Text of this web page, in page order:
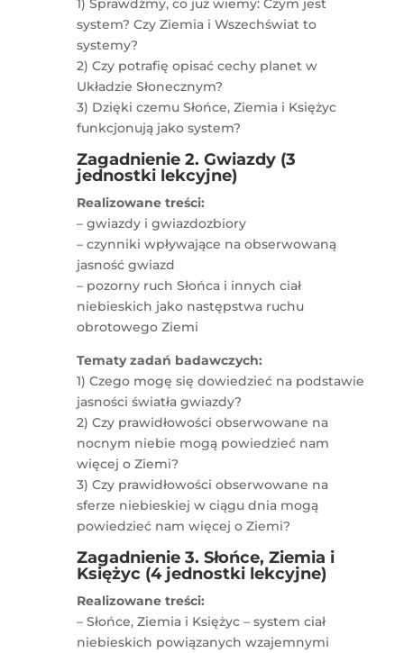
1) Sprawdźmy, co już wiemy: Czym jest
system? Czy Ziemia i Wszechświat to
systemy?
2) Czy potrafię opisać cechy planet w
Układzie Słonecznym?
3) Dzięki czemu Słońce, Ziemia i Księżyc
funkcjonują jako system?
Zagadnienie 2. Gwiazdy (3
jednostki lekcyjne)
Realizowane treści:
– gwiazdy i gwiazdozbiory
– czynniki wpływające na obserwowaną
jasność gwiazd
– pozorny ruch Słońca i innych ciał
niebieskich jako następstwa ruchu
obrotowego Ziemi
Tematy zadań badawczych:
1) Czego mogę się dowiedzieć na podstawie
jasności światła gwiazdy?
2) Czy prawidłowości obserwowane na
nocnym niebie mogą powiedzieć nam
więcej o Ziemi?
3) Czy prawidłowości obserwowane na
sferze niebieskiej w ciągu dnia mogą
powiedzieć nam więcej o Ziemi?
Zagadnienie 3. Słońce, Ziemia i
Księżyc (4 jednostki lekcyjne)
Realizowane treści:
– Słońce, Ziemia i Księżyc – system ciał
niebieskich powiązanych wzajemnymi